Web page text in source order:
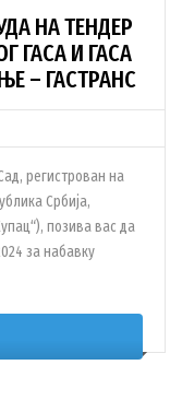
НА ТЕНДЕР
ГАСА И ГАСА
– ГАСТРАНС
регистрован на
Србија,
позива вас да
за набавку